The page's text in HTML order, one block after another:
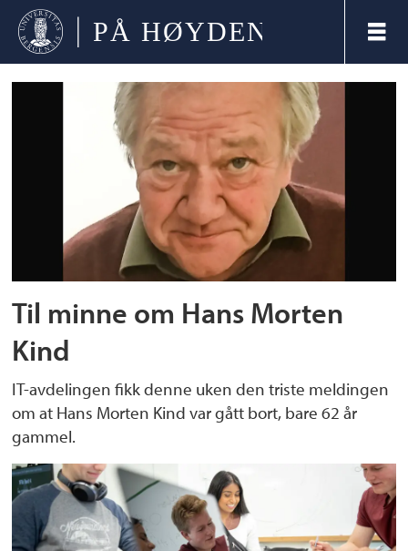
avdelingen
Til minne om Hans Morten
Kind
IT-avdelingen fikk denne uken den triste meldingen
om at Hans Morten Kind var gått bort, bare 62 år
gammel.